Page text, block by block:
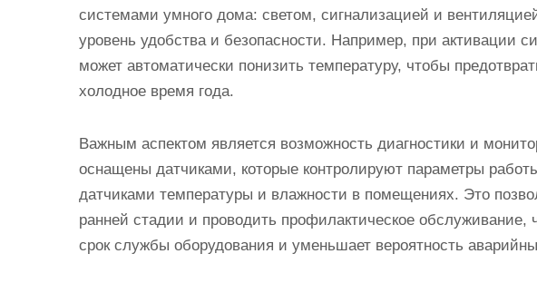
системами умного дома: светом, сигнализацией и
уровень удобства и безопасности. Например, при активации
может автоматически понизить температуру, чтобы
холодное время года.
Важным аспектом является возможность диагностики и
оснащены датчиками, которые контролируют параметры
датчиками температуры и влажности в помещениях. Это
ранней стадии и проводить профилактическое обслуживание,
срок службы оборудования и уменьшает вероятность